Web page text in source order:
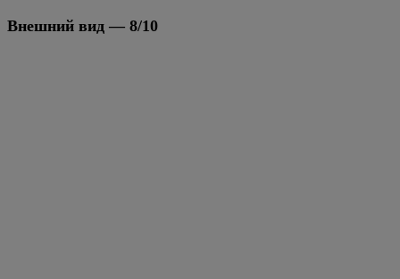
Внешний вид — 8/10